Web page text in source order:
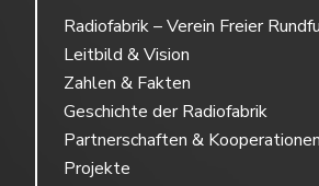
Radiofabrik – Verein Freier
Leitbild & Vision
Zahlen & Fakten
Geschichte der Radiofabrik
Partnerschaften & Kooperationen
Projekte